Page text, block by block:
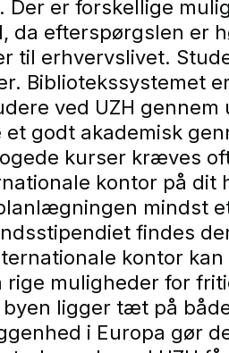
er forskellige
efterspørgslen er
til erhvervslivet.
Bibliotekssystemet
ved UZH gennem
godt akademisk
kurser kræves
kontor på dit
mindst
findes
kontor kan
muligheder for
ligger tæt på
i Europa gør